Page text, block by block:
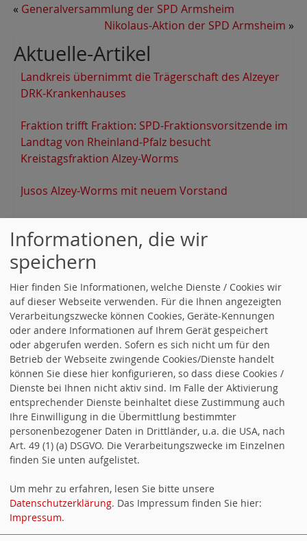
« Generalversammlung der SPD Armsheim
Nikolaus-Aktion der SPD Armsheim »
Aktuelle-Artikel
Landkreis übernimmt die Trägerschaft des Alzeyer
DRK-Krankenhauses
Fraktion trifft Fraktion: SPD-Fraktionsvorsitzende im
Landtag von Rheinland-Pfalz besucht
Kreistagsfraktion Alzey-Worms
Jusos Alzey-Worms mit neuem Vorstand
Die SPD in der VG Wöllstein hat einen neuen
Vorstand
Vorstandswahlen bei der SPD Armsheim
Arbeitsgemeinschaft für Arbeitnehmerfragen mit
neuem Vorstand
SPD Alzey-Worms gratuliert: Patricia Seelig zur
Stellvertretenden Juso-Bundesvorsitzenden gewählt
SPD Armsheim setzt sich für Fortschreibung des
Verkehrs- und Parkkonzepts ein und fordert einen
"Arbeitskreis Verkehr"
SPD Armsheim gestaltet Bouleplatz neu
Ausrufezeichen für die Zukunft
Informationen, die wir
speichern
Hier finden Sie Informationen, welche Dienste / Cookies wir
auf dieser Webseite verwenden. Für die Ihnen angezeigten
Verarbeitungszwecke können Cookies, Geräte-Kennungen
oder andere Informationen auf Ihrem Gerät gespeichert
oder abgerufen werden. Sofern es sich nicht um für den
Betrieb der Webseite zwingende Cookies/Dienste handelt
können Sie diese hier konfigurieren, so dass diese Cookies /
Dienste bei Ihnen nicht aktiv sind. Im Falle der Aktivierung
entsprechender Dienste beinhaltet diese Zustimmung auch
Ihre Einwilligung in die Übermittlung bestimmter
personenbezogener Daten in Drittländer, u.a. die USA, nach
Art. 49 (1) (a) DSGVO. Die Verarbeitungszwecke im Einzelnen
finden Sie unten aufgelistet.
Um mehr zu erfahren, lesen Sie bitte unsere
Datenschutzerklärung. Das Impressum finden Sie hier:
Impressum.